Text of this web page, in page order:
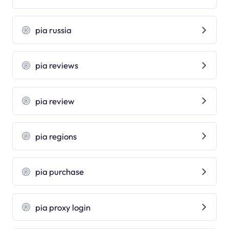
pia russia
pia reviews
pia review
pia regions
pia purchase
pia proxy login